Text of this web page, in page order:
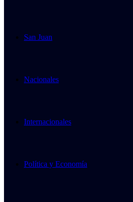
San Juan
Nacionales
Internacionales
Política y Economía